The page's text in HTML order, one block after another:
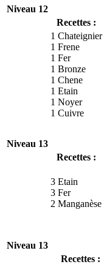
Niveau 12
Recettes :
1 Chateignier
1 Frene
1 Fer
1 Bronze
1 Chene
1 Etain
1 Noyer
1 Cuivre
Niveau 13
Recettes :
3 Etain
3 Fer
2 Manganèse
Niveau 13
Recettes :